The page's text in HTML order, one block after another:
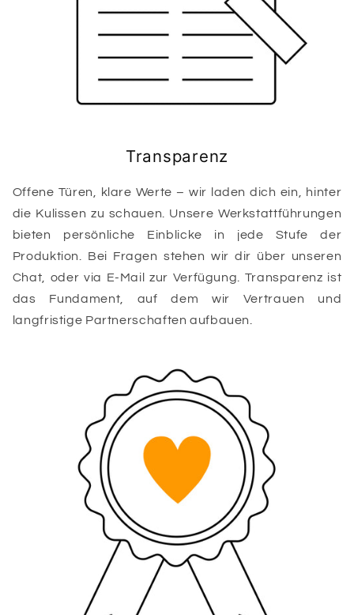
Transparenz
Offene Türen, klare Werte – wir laden dich ein, hinter
die Kulissen zu schauen. Unsere Werkstattführungen
bieten persönliche Einblicke in jede Stufe der
Produktion. Bei Fragen stehen wir dir über unseren
Chat, oder via E-Mail zur Verfügung. Transparenz ist
das Fundament, auf dem wir Vertrauen und
langfristige Partnerschaften aufbauen.